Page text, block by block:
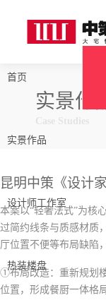
首页
实景作品
设计师工作室
热装楼盘
实景作品
昆明中策《设计
本案以“轻奢法式”为核
过简约线条与质感材质
厅位置不便等布局缺陷
①布局改造：重新规划
位置，形成餐厨一体格